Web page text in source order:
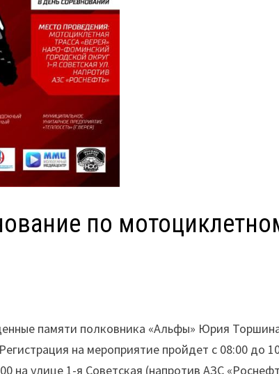
по
памяти полковника «Альфы» Юрия
на мероприятие пройдет с 08:00 до
на улице 1-я Советская (напротив АЗС